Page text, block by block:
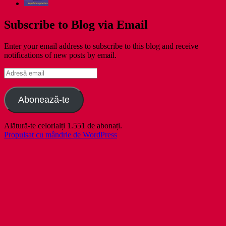
Subscribe to Blog via Email
Enter your email address to subscribe to this blog and receive
notifications of new posts by email.
Adresă
email
Abonează-te
Alătură-te celorlalți 1.551 de abonați.
Propulsat cu mândrie de WordPress